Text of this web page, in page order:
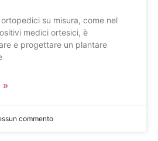
su misura, come nel
medici ortesici, è
e progettare un plantare
commento